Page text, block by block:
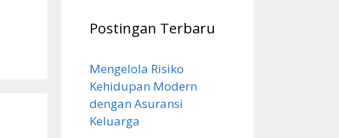
Postingan Terbaru
Mengelola Risiko
Kehidupan Modern
dengan Asuransi
Keluarga